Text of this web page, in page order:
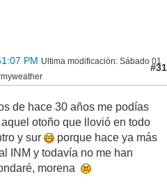
PM Ultima modificación: Sábado 01
#31
de hace 30 años me podías
otoño que llovió en todo
y sur
porque hace ya más
INM y todavía no me han
morena